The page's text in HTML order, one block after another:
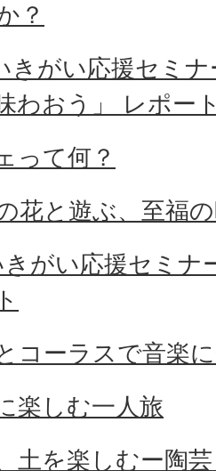
？
きがい応援セミ
わおう」 レポー
って何？
花と遊ぶ、至福
がい応援セミナ
コーラスで音楽
楽しむ一人旅
土を楽しむー陶